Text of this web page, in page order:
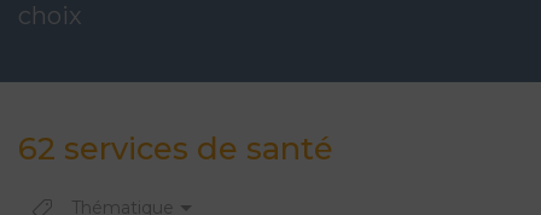
choix
62 services de santé
Thématique